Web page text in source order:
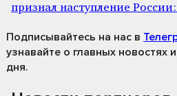
признал наступление
Подписывайтесь на нас в
узнавайте о главных новостях
дня.